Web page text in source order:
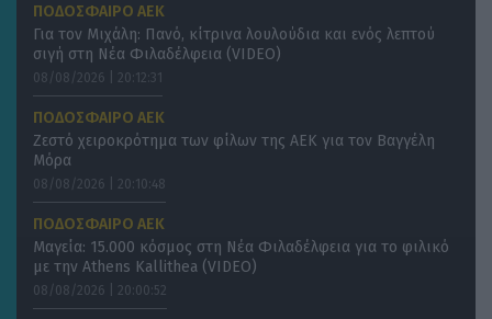
ΠΟΔΟΣΦΑΙΡΟ ΑΕΚ
Για τον Μιχάλη: Πανό, κίτρινα λουλούδια και ενός λεπτού
σιγή στη Νέα Φιλαδέλφεια (VIDEO)
08/08/2026 | 20:12:31
ΠΟΔΟΣΦΑΙΡΟ ΑΕΚ
Ζεστό χειροκρότημα των φίλων της ΑΕΚ για τον Βαγγέλη
Μόρα
08/08/2026 | 20:10:48
ΠΟΔΟΣΦΑΙΡΟ ΑΕΚ
Μαγεία: 15.000 κόσμος στη Νέα Φιλαδέλφεια για το φιλικό
με την Athens Kallithea (VIDEO)
08/08/2026 | 20:00:52